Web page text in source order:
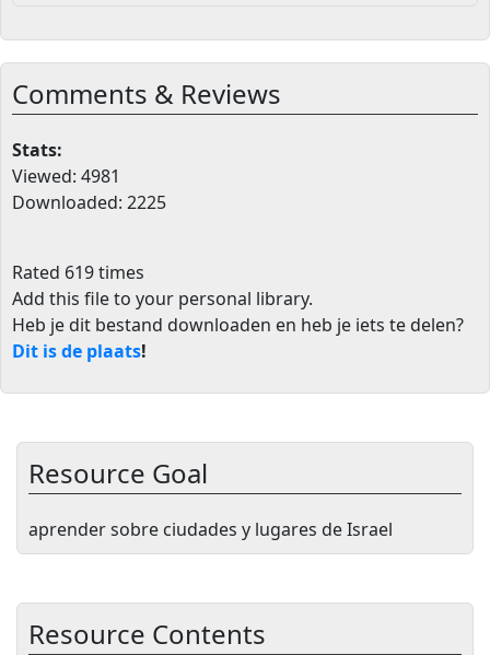
Comments & Reviews
Stats:
Viewed: 4981
Downloaded: 2225
Rated 619 times
Add this file to your personal library.
Heb je dit bestand downloaden en heb je iets te delen?
Dit is de plaats!
Resource Goal
aprender sobre ciudades y lugares de Israel
Resource Contents